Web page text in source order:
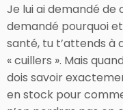
Je lui ai demandé de
demandé pourquoi et
santé, tu t’attends à
« cuillers ». Mais
dois savoir
en stock pour